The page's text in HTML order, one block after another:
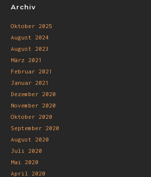
Archiv
Oktober 2025
August 2024
August 2023
März 2021
Februar 2021
Januar 2021
Dezember 2020
November 2020
Oktober 2020
September 2020
August 2020
Juli 2020
Mai 2020
April 2020